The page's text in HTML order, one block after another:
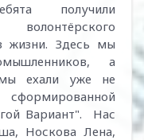
получили
жизни. Здесь мы
а
ехали уже не
Вариант". Нас
Носкова Лена,